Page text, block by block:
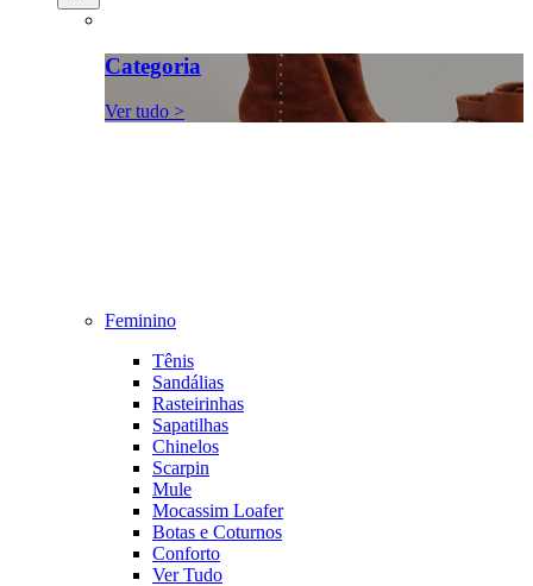
Categoria
Ver tudo >
Feminino
Tênis
Sandálias
Rasteirinhas
Sapatilhas
Chinelos
Scarpin
Mule
Mocassim Loafer
Botas e Coturnos
Conforto
Ver Tudo